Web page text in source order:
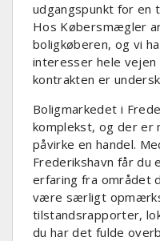
udgangspunkt for en
Hos Købersmægler
boligkøberen, og vi
interesser hele
kontrakten er
Boligmarkedet i
komplekst, og der er
påvirke en handel.
Frederikshavn får du
erfaring fra området
være særligt
tilstandsrapporter,
du har det fulde